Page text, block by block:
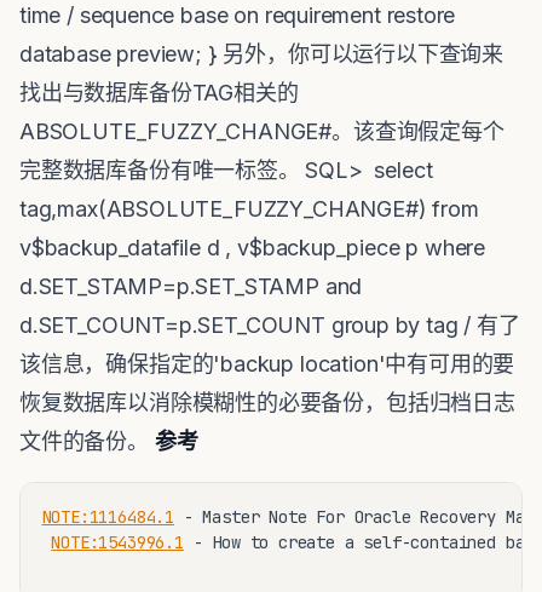
time / sequence base on requirement restore
database preview; } 另外，你可以运行以下查询来
找出与数据库备份TAG相关的
ABSOLUTE_FUZZY_CHANGE#。该查询假定每个
完整数据库备份有唯一标签。 SQL> select
tag,max(ABSOLUTE_FUZZY_CHANGE#) from
v$backup_datafile d , v$backup_piece p where
d.SET_STAMP=p.SET_STAMP and
d.SET_COUNT=p.SET_COUNT group by tag / 有了
该信息，确保指定的'backup location'中有可用的要
恢复数据库以消除模糊性的必要备份，包括归档日志
文件的备份。 参考
NOTE:1116484.1 - Master Note For Oracle Recovery
NOTE:1543996.1 - How to create a self-contained